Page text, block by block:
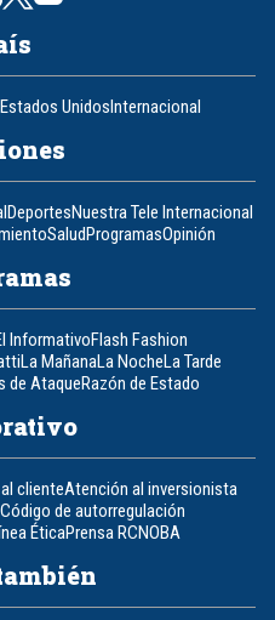
Estados UnidosInternacional
DeportesNuestra Tele Internacional
SaludProgramasOpinión
InformativoFlash Fashion
La MañanaLa NocheLa Tarde
de AtaqueRazón de Estado
clienteAtención al inversionista
Código de autorregulación
ÉticaPrensa RCNOBA